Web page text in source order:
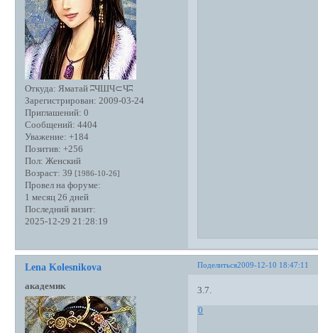
Откуда: Яматай ʭЧШЧ⊂Чʭ
Зарегистрирован: 2009-03-24
Приглашений: 0
Сообщений: 4404
Уважение: +184
Позитив: +256
Пол: Женский
Возраст: 39 [1986-10-26]
Провел на форуме:
1 месяц 26 дней
Последний визит:
2025-12-29 21:28:19
Поделиться2009-12-10 18:47:11
Lena Kolesnikova
академик 3.7.
0